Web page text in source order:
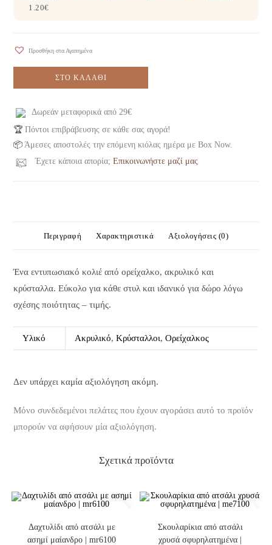
1.20€
Προσθήκη στα Αγαπημένα
ΣΤΟ ΚΑΛΆΘΙ
Δωρεάν μεταφορικά από 29€
🏆 Πόντοι επιβράβευσης σε κάθε σας αγορά!
📦 Άμεσες αποστολές την επόμενη κιόλας ημέρα με Box Now.
Έχετε κάποια απορία;Επικοινωνήστε μαζί μας
Περιγραφή Χαρακτηριστικά Αξιολογήσεις (0)
Ένα εντυπωσιακό κολιέ από ορείχαλκο, ακρυλικό και
κρύσταλλα. Εύκολο για κάθε στυλ και ιδανικό για δώρο λόγω
σχέσης ποιότητας – τιμής.
Υλικό Ακρυλικό,Κρύσταλλοι,Ορείχαλκος
Δεν υπάρχει καμία αξιολόγηση ακόμη.
Μόνο συνδεδεμένοι πελάτες που έχουν αγοράσει αυτό το προϊόν
μπορούν να αφήσουν μία αξιολόγηση.
Σχετικά προϊόντα
Δαχτυλίδι από ατσάλι με
ασημί μαίανδρο | mr6100
Σκουλαρίκια από ατσάλι
χρυσά σφυρηλατημένα |